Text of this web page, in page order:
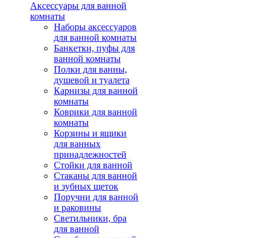
Аксессуары для ванной
комнаты
Наборы аксессуаров
для ванной комнаты
Банкетки, пуфы для
ванной комнаты
Полки для ванны,
душевой и туалета
Карнизы для ванной
комнаты
Коврики для ванной
комнаты
Корзины и ящики
для ванных
принадлежностей
Стойки для ванной
Стаканы для ванной
и зубных щеток
Поручни для ванной
и раковины
Светильники, бра
для ванной